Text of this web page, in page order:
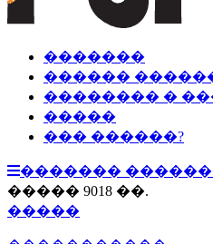
�������
������
�������� �
�����
��� ������?
�������
����� 9018 ��.
�����